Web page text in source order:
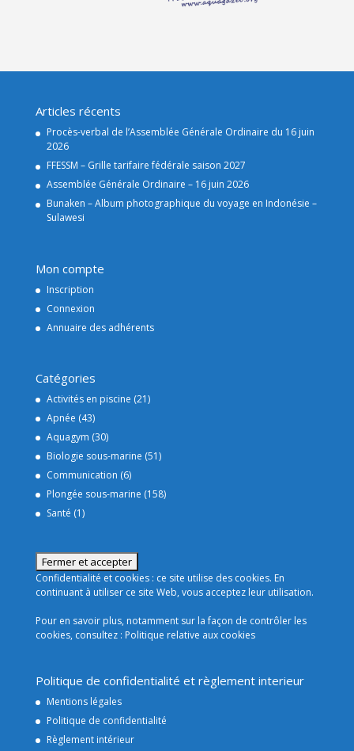
Articles récents
Procès-verbal de l’Assemblée Générale Ordinaire du 16 juin
2026
FFESSM – Grille tarifaire fédérale saison 2027
Assemblée Générale Ordinaire – 16 juin 2026
Bunaken – Album photographique du voyage en Indonésie –
Sulawesi
Mon compte
Inscription
Connexion
Annuaire des adhérents
Catégories
Activités en piscine (21)
Apnée (43)
Aquagym (30)
Biologie sous-marine (51)
Communication (6)
Plongée sous-marine (158)
Santé (1)
Confidentialité et cookies : ce site utilise des cookies. En
continuant à utiliser ce site Web, vous acceptez leur utilisation.
Pour en savoir plus, notamment sur la façon de contrôler les
cookies, consultez : Politique relative aux cookies
Politique de confidentialité et règlement interieur
Mentions légales
Politique de confidentialité
Règlement intérieur